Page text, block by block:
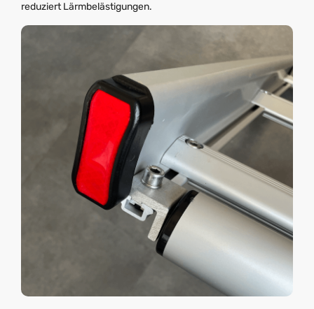
reduziert Lärmbelästigungen.